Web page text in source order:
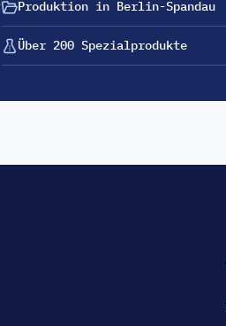
Produktion in Berlin-Spandau
Über 200 Spezialprodukte